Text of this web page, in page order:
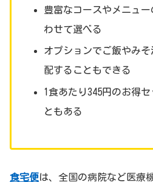
豊富なコースやメニュ
わせて選べる
オプションでご飯やみ
配することもできる
1食あたり345円のお得
ともある
食宅便は、全国の病院など医療